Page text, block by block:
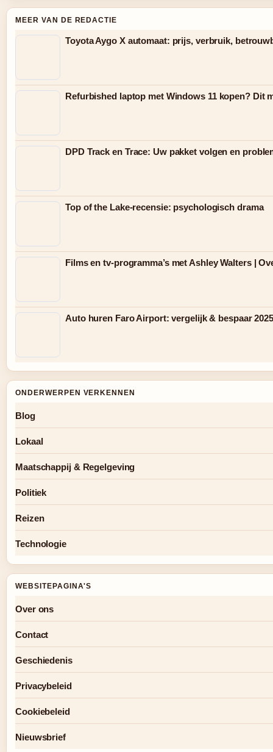
MEER VAN DE REDACTIE
Toyota Aygo X automaat: prijs, verbruik,
Refurbished laptop met Windows 11 kopen? Dit
DPD Track en Trace: Uw pakket volgen en
Top of the Lake-recensie: psychologisch drama
Films en tv-programma’s met Ashley Walters |
Auto huren Faro Airport: vergelijk & bespaar
ONDERWERPEN VERKENNEN
Blog
Lokaal
Maatschappij & Regelgeving
Politiek
Reizen
Technologie
WEBSITEPAGINA'S
Over ons
Contact
Geschiedenis
Privacybeleid
Cookiebeleid
Nieuwsbrief